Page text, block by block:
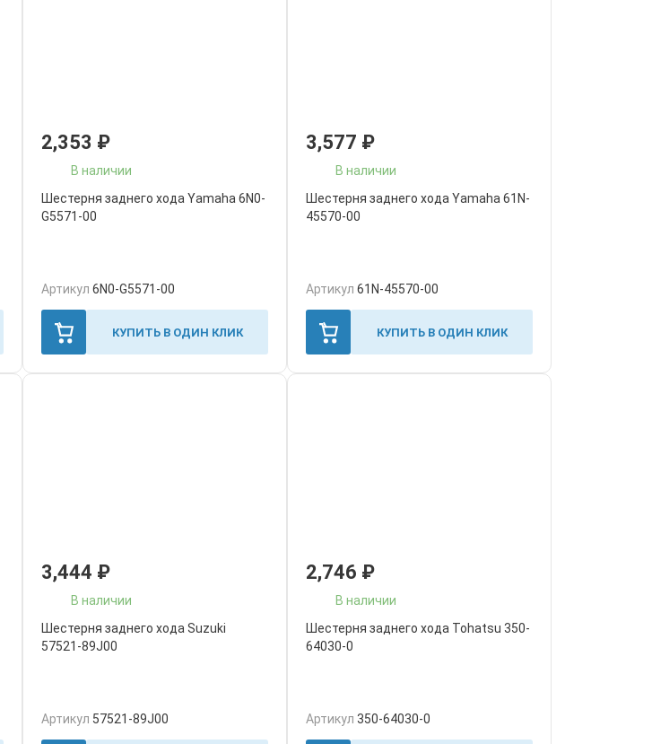
2,353 ₽
В наличии
Шестерня заднего хода Yamaha 6N0-
G5571-00
Артикул 6N0-G5571-00
КУПИТЬ В ОДИН КЛИК
3,577 ₽
В наличии
Шестерня заднего хода Yamaha 61N-
45570-00
Артикул 61N-45570-00
КУПИТЬ В ОДИН КЛИК
3,444 ₽
В наличии
Шестерня заднего хода Suzuki
57521-89J00
Артикул 57521-89J00
2,746 ₽
В наличии
Шестерня заднего хода Tohatsu 350-
64030-0
Артикул 350-64030-0